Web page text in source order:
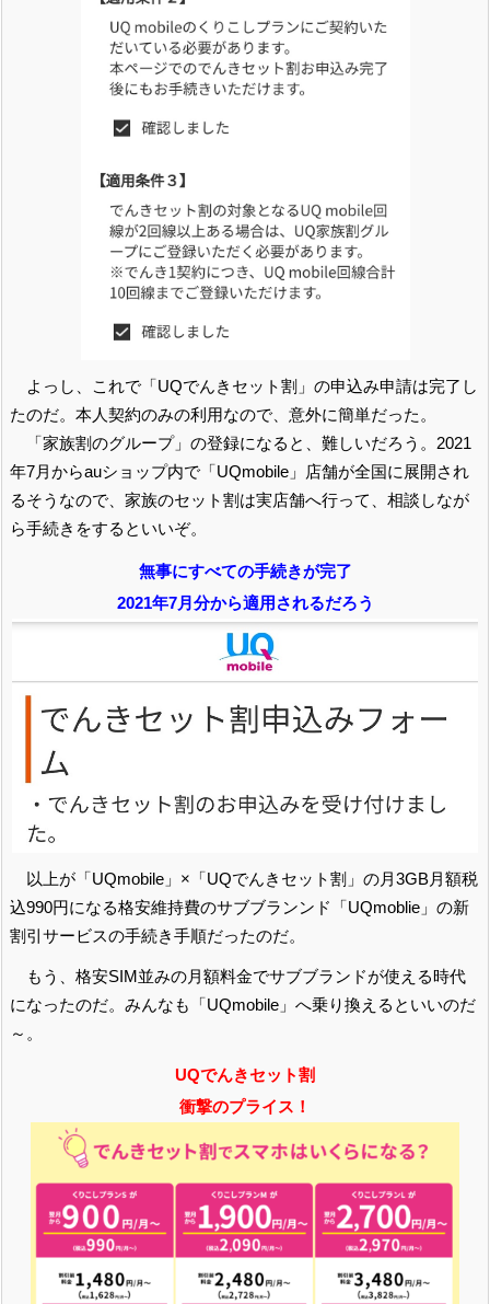
よっし、これで「UQでんきセット割」の申込み申請は完了し
たのだ。本人契約のみの利用なので、意外に簡単だった。
「家族割のグループ」の登録になると、難しいだろう。2021
年7月からauショップ内で「UQmobile」店舗が全国に展開され
るそうなので、家族のセット割は実店舗へ行って、相談しなが
ら手続きをするといいぞ。
無事にすべての手続きが完了
2021年7月分から適用されるだろう
以上が「UQmobile」×「UQでんきセット割」の月3GB月額税
込990円になる格安維持費のサブブランンド「UQmoblie」の新
割引サービスの手続き手順だったのだ。
もう、格安SIM並みの月額料金でサブブランドが使える時代
になったのだ。みんなも「UQmobile」へ乗り換えるといいのだ
～。
UQでんきセット割
衝撃のプライス！